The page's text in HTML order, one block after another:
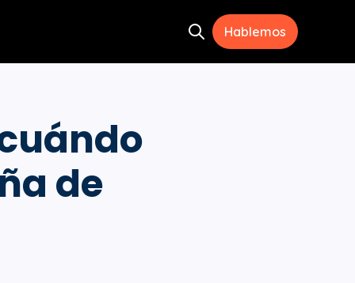
Open search
Hablemos
de